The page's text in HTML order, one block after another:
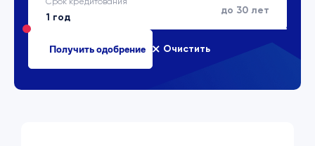
до 30 лет
Очистить